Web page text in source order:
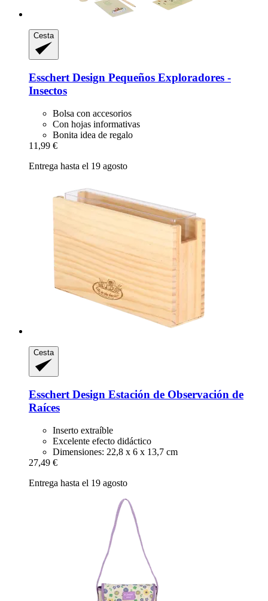
Cesta
Esschert Design Pequeños Exploradores -​
Insectos
Bolsa con accesorios
Con hojas informativas
Bonita idea de regalo
11,99 €
Entrega hasta el 19 agosto
Cesta
Esschert Design Estación de Observación de
Raíces
Inserto extraíble
Excelente efecto didáctico
Dimensiones: 22,8 x 6 x 13,7 cm
27,49 €
Entrega hasta el 19 agosto